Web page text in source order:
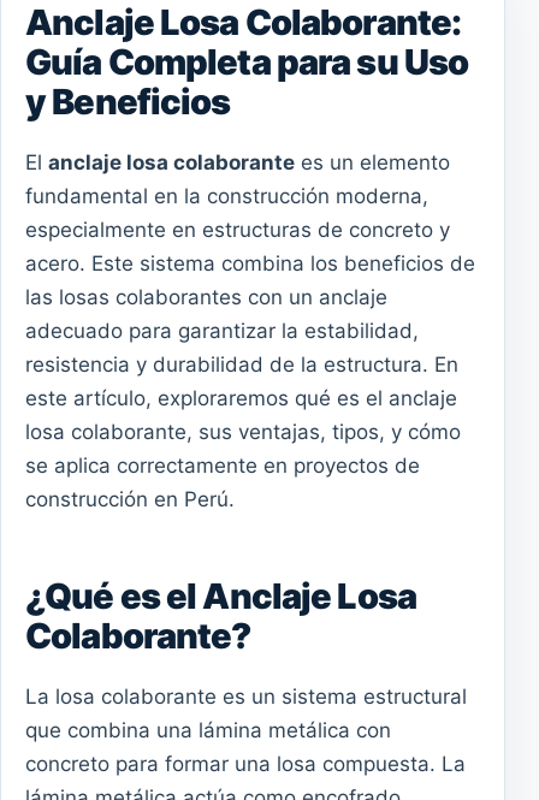
Anclaje Losa Colaborante:
Guía Completa para su Uso
y Beneficios
El anclaje losa colaborante es un elemento
fundamental en la construcción moderna,
especialmente en estructuras de concreto y
acero. Este sistema combina los beneficios de
las losas colaborantes con un anclaje
adecuado para garantizar la estabilidad,
resistencia y durabilidad de la estructura. En
este artículo, exploraremos qué es el anclaje
losa colaborante, sus ventajas, tipos, y cómo
se aplica correctamente en proyectos de
construcción en Perú.
¿Qué es el Anclaje Losa
Colaborante?
La losa colaborante es un sistema estructural
que combina una lámina metálica con
concreto para formar una losa compuesta. La